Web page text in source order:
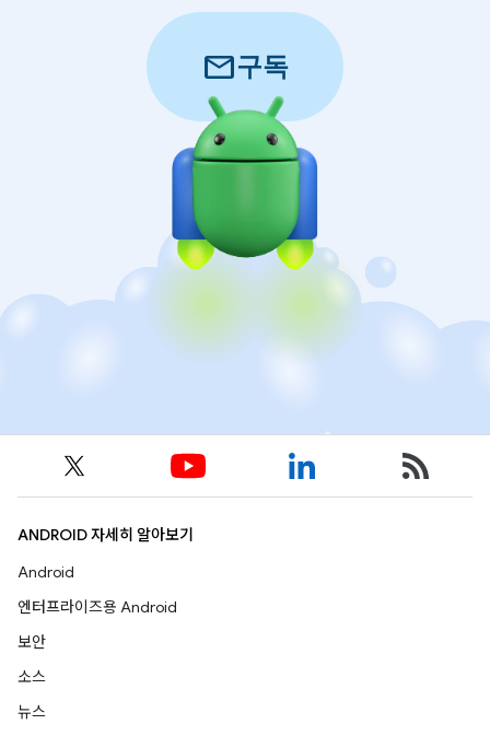
mail구독
ANDROID 자세히 알아보기
Android
엔터프라이즈용 Android
보안
소스
뉴스